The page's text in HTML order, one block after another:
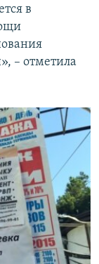
в
– отметила